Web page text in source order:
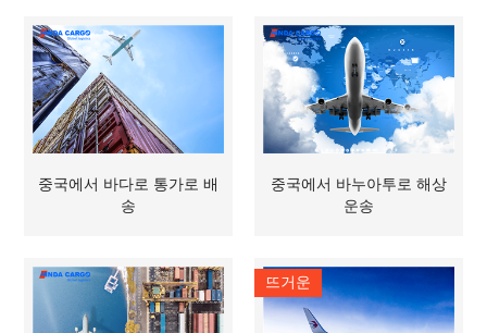
중국에서 바다로 통가로 배
송
중국에서 바누아투로 해상
운송
뜨거운